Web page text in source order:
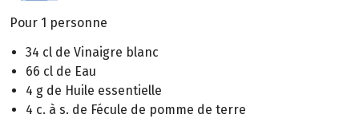
Pour 1 personne
34 cl de Vinaigre blanc
66 cl de Eau
4 g de Huile essentielle
4 c. à s. de Fécule de pomme de terre